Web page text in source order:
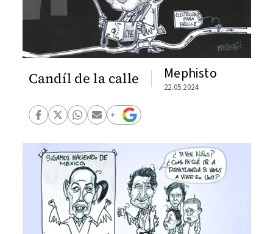
Candíl de la calle Mephisto
22.05.2024